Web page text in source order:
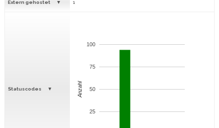
Extern gehostet 1
Statuscodes
25
50
75
100
Anzahl